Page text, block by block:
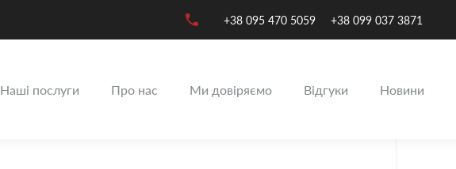
+38 095 470 5059 +38 099 037 3871
Наші послуги Про нас Ми довіряємо Відгуки Новини